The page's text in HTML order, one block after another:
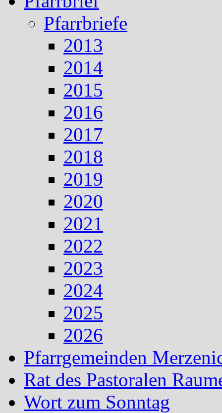
Pfarrbriefe
2013
2014
2015
2016
2017
2018
2019
2020
2021
2022
2023
2024
2025
2026
Pfarrgemeinden
Rat des Pastoralen
Wort zum Sonntag